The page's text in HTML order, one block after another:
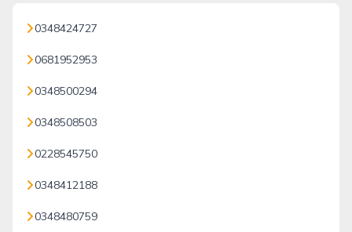
0348424727
0681952953
0348500294
0348508503
0228545750
0348412188
0348480759